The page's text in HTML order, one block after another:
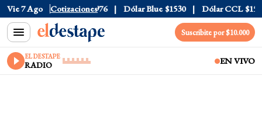
Vie 7 Ago Cotizaciones
Dólar Tarjeta $1976 Dólar Blue $1530 Dólar CCL $1577.3
Suscribite por $10.000
EL DESTAPE
RADIO EN VIVO